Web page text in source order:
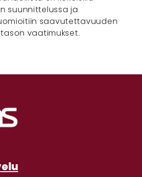
suunnittelussa ja
saavutettavuuden
vaatimukset.